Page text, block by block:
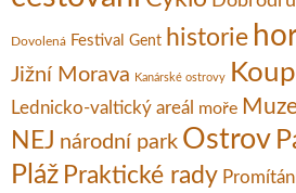
Dovolená Festival Gent historie
Jižní Morava Kanárské ostrovy
Lednicko-valtický areál moře
NEJ národní park Ostrov
Pláž Praktické rady